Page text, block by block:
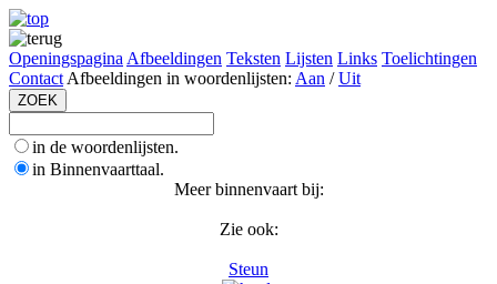
Openingspagina Afbeeldingen Teksten Lijsten Links Toelichtingen
Contact Afbeeldingen in woordenlijsten: Aan /Uit
in de woordenlijsten.
in Binnenvaarttaal.
Meer binnenvaart bij:
Zie ook:
Steun